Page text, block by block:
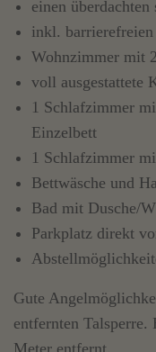
einen überdachten
inkl.
Wohnzimmer mit
voll ausgestattete
1 Schlafzimmer
Einzelbett
1 Schlafzimmer
Bettwäsche und
Bad mit Dusche/
Parkplatz direkt
Gute
entfernten